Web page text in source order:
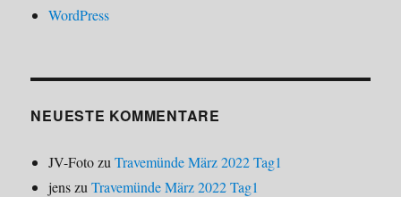
WordPress
NEUESTE KOMMENTARE
JV-FotozuTravemünde März 2022 Tag1
jenszuTravemünde März 2022 Tag1